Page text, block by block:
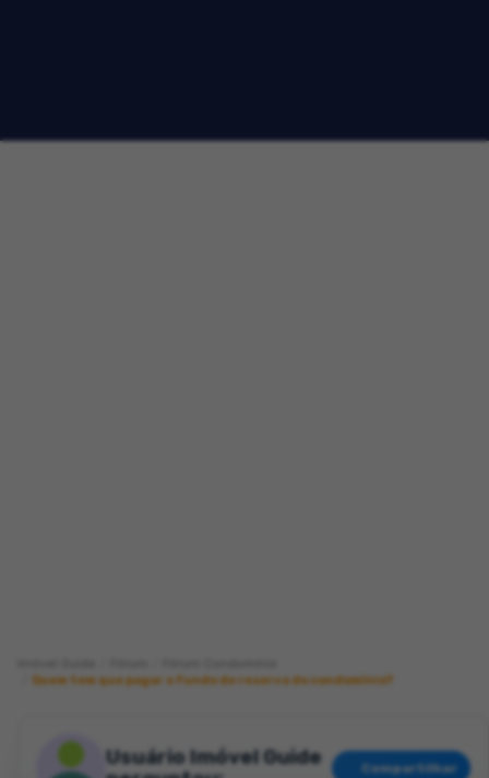
Quem tem que pagar o fundo de reserva do condomínio?
Usuário Imóvel Guide
Compartilhar